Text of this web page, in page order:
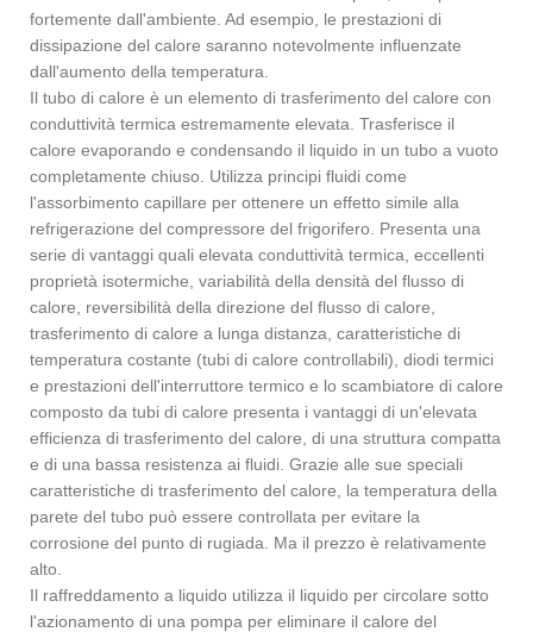
fortemente dall'ambiente. Ad esempio, le prestazioni di
dissipazione del calore saranno notevolmente influenzate
dall'aumento della temperatura.
Il tubo di calore è un elemento di trasferimento del calore con
conduttività termica estremamente elevata. Trasferisce il
calore evaporando e condensando il liquido in un tubo a vuoto
completamente chiuso. Utilizza principi fluidi come
l'assorbimento capillare per ottenere un effetto simile alla
refrigerazione del compressore del frigorifero. Presenta una
serie di vantaggi quali elevata conduttività termica, eccellenti
proprietà isotermiche, variabilità della densità del flusso di
calore, reversibilità della direzione del flusso di calore,
trasferimento di calore a lunga distanza, caratteristiche di
temperatura costante (tubi di calore controllabili), diodi termici
e prestazioni dell'interruttore termico e lo scambiatore di calore
composto da tubi di calore presenta i vantaggi di un'elevata
efficienza di trasferimento del calore, di una struttura compatta
e di una bassa resistenza ai fluidi. Grazie alle sue speciali
caratteristiche di trasferimento del calore, la temperatura della
parete del tubo può essere controllata per evitare la
corrosione del punto di rugiada. Ma il prezzo è relativamente
alto.
Il raffreddamento a liquido utilizza il liquido per circolare sotto
l'azionamento di una pompa per eliminare il calore del